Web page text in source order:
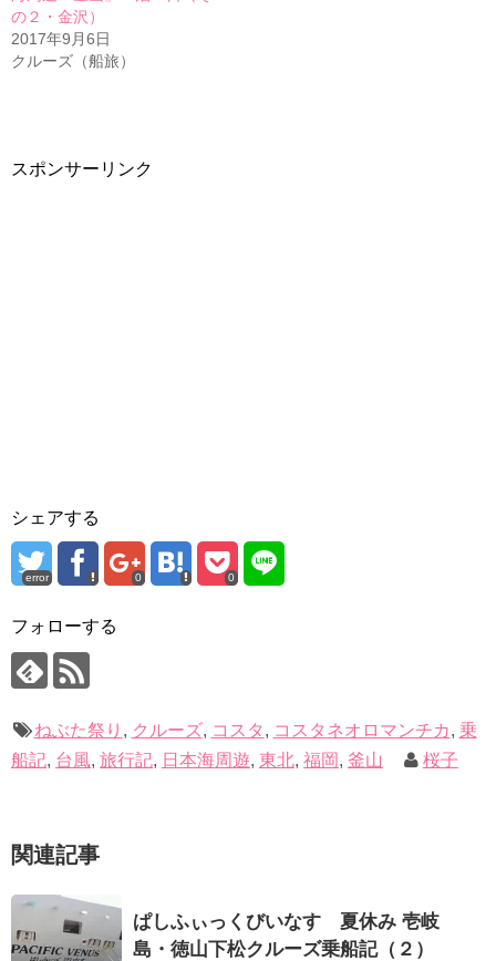
ま
す
)
い
ィ
ン
ド
ウ
の２・金沢）
2017年9月6日
クルーズ（船旅）
スポンサーリンク
シェアする
error 0 0
フォローする
ねぶた祭り , クルーズ, コスタ , コスタネオロマンチカ, 乗
船記, 台風, 旅行記, 日本海周遊, 東北, 福岡 , 釜山 桜子
関連記事
ぱしふぃっくびいなす 夏休み 壱岐
島・徳山下松クルーズ乗船記（２）